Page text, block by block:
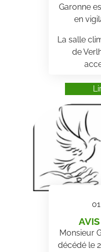
Garonne
en
La salle
de
01
Monsieur
décédé le